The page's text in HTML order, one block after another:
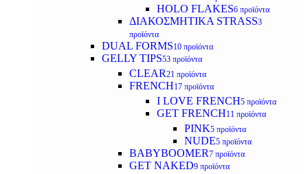
HOLO FLAKES6 προϊόντα
ΔΙΑΚΟΣΜΗΤΙΚΑ STRASS3
προϊόντα
DUAL FORMS10 προϊόντα
GELLY TIPS53 προϊόντα
CLEAR21 προϊόντα
FRENCH17 προϊόντα
I LOVE FRENCH5 προϊόντα
GET FRENCH11 προϊόντα
PINK5 προϊόντα
NUDE5 προϊόντα
BABYBOOMER7 προϊόντα
GET NAKED9 προϊόντα